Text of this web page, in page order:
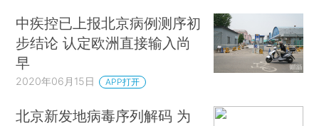
中疾控已上报北京病例测序初
步结论 认定欧洲直接输入尚
早
2020年06月15日 APP打开
北京新发地病毒序列解码 为